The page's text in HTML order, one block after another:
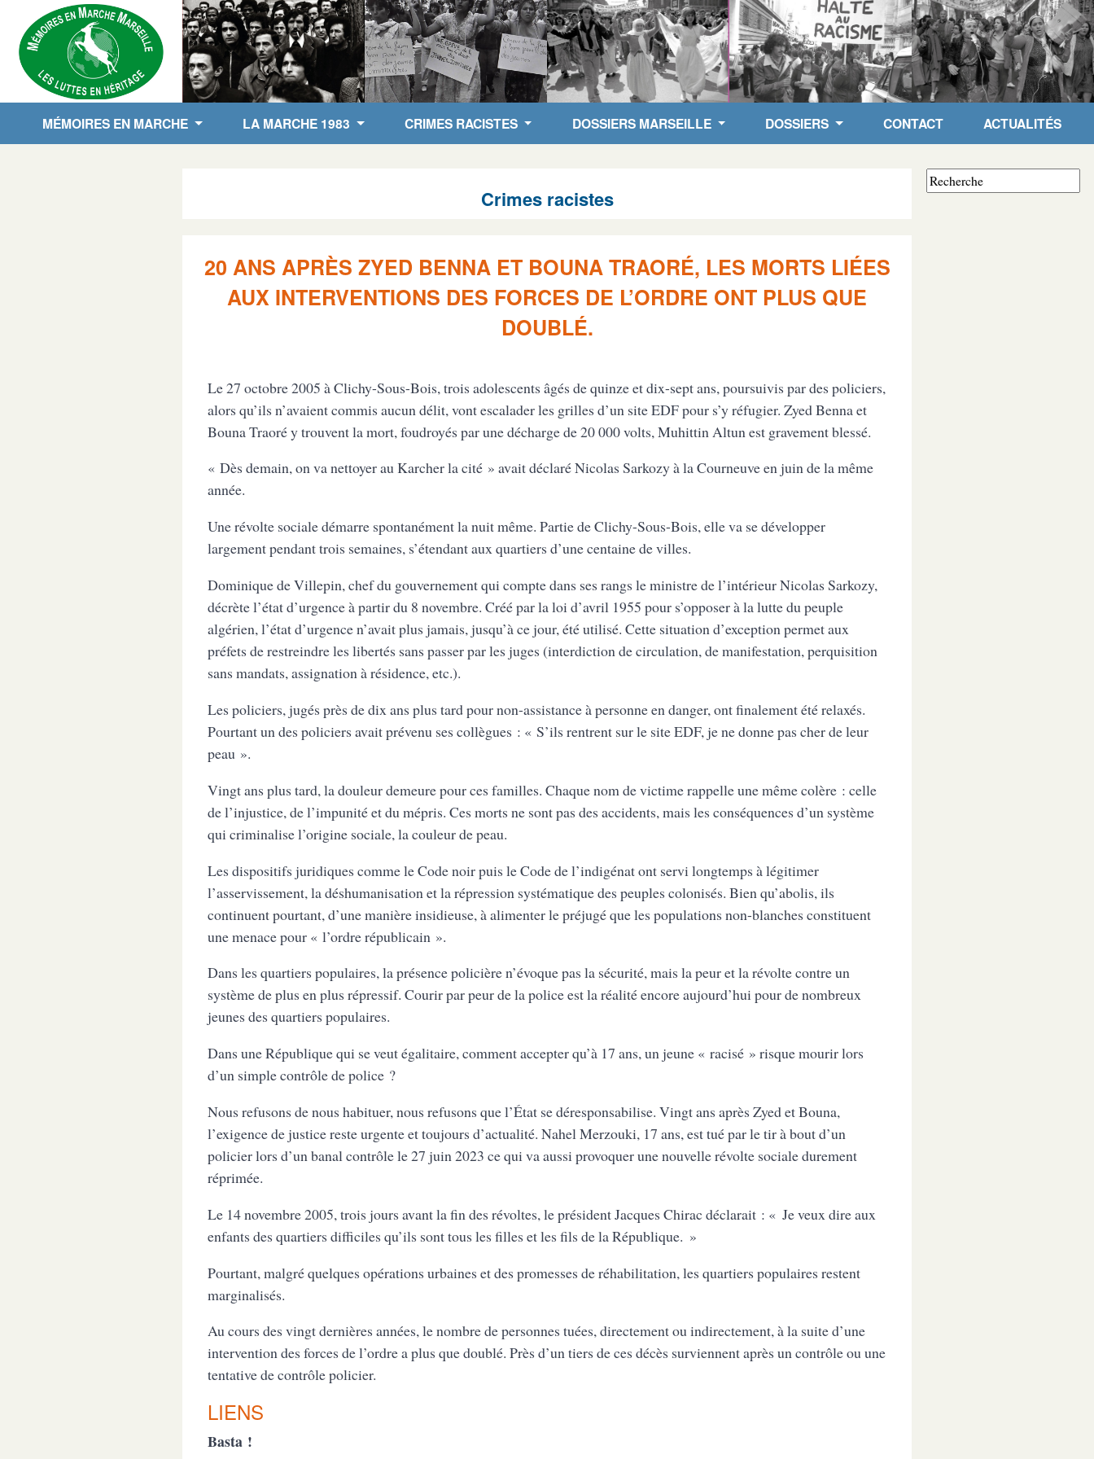
MÉMOIRES EN MARCHE LA MARCHE 1983 CRIMES RACISTES DOSSIERS MARSEILLE DOSSIERS CONTACT ACTUALITÉS
Crimes racistes
20 ANS APRÈS ZYED BENNA ET BOUNA TRAORÉ, LES MORTS LIÉES
AUX INTERVENTIONS DES FORCES DE L’ORDRE ONT PLUS QUE
DOUBLÉ.
Le 27 octobre 2005 à Clichy-Sous-Bois, trois adolescents âgés de quinze et dix-sept ans, poursuivis par des policiers,
alors qu’ils n’avaient commis aucun délit, vont escalader les grilles d’un site EDF pour s’y réfugier. Zyed Benna et
Bouna Traoré y trouvent la mort, foudroyés par une décharge de 20 000 volts, Muhittin Altun est gravement blessé.
« Dès demain, on va nettoyer au Karcher la cité » avait déclaré Nicolas Sarkozy à la Courneuve en juin de la même
année.
Une révolte sociale démarre spontanément la nuit même. Partie de Clichy-Sous-Bois, elle va se développer
largement pendant trois semaines, s’étendant aux quartiers d’une centaine de villes.
Dominique de Villepin, chef du gouvernement qui compte dans ses rangs le ministre de l’intérieur Nicolas Sarkozy,
décrète l’état d’urgence à partir du 8 novembre. Créé par la loi d’avril 1955 pour s’opposer à la lutte du peuple
algérien, l’état d’urgence n’avait plus jamais, jusqu’à ce jour, été utilisé. Cette situation d’exception permet aux
préfets de restreindre les libertés sans passer par les juges (interdiction de circulation, de manifestation, perquisition
sans mandats, assignation à résidence, etc.).
Les policiers, jugés près de dix ans plus tard pour non-assistance à personne en danger, ont finalement été relaxés.
Pourtant un des policiers avait prévenu ses collègues : « S’ils rentrent sur le site EDF, je ne donne pas cher de leur
peau ».
Vingt ans plus tard, la douleur demeure pour ces familles. Chaque nom de victime rappelle une même colère : celle
de l’injustice, de l’impunité et du mépris. Ces morts ne sont pas des accidents, mais les conséquences d’un système
qui criminalise l’origine sociale, la couleur de peau.
Les dispositifs juridiques comme le Code noir puis le Code de l’indigénat ont servi longtemps à légitimer
l’asservissement, la déshumanisation et la répression systématique des peuples colonisés. Bien qu’abolis, ils
continuent pourtant, d’une manière insidieuse, à alimenter le préjugé que les populations non-blanches constituent
une menace pour « l’ordre républicain ».
Dans les quartiers populaires, la présence policière n’évoque pas la sécurité, mais la peur et la révolte contre un
système de plus en plus répressif. Courir par peur de la police est la réalité encore aujourd’hui pour de nombreux
jeunes des quartiers populaires.
Dans une République qui se veut égalitaire, comment accepter qu’à 17 ans, un jeune « racisé » risque mourir lors
d’un simple contrôle de police ?
Nous refusons de nous habituer, nous refusons que l’État se déresponsabilise. Vingt ans après Zyed et Bouna,
l’exigence de justice reste urgente et toujours d’actualité. Nahel Merzouki, 17 ans, est tué par le tir à bout d’un
policier lors d’un banal contrôle le 27 juin 2023 ce qui va aussi provoquer une nouvelle révolte sociale durement
réprimée.
Le 14 novembre 2005, trois jours avant la fin des révoltes, le président Jacques Chirac déclarait : « Je veux dire aux
enfants des quartiers difficiles qu’ils sont tous les filles et les fils de la République. »
Pourtant, malgré quelques opérations urbaines et des promesses de réhabilitation, les quartiers populaires restent
marginalisés.
Au cours des vingt dernières années, le nombre de personnes tuées, directement ou indirectement, à la suite d’une
intervention des forces de l’ordre a plus que doublé. Près d’un tiers de ces décès surviennent après un contrôle ou une
tentative de contrôle policier.
LIENS
Basta !